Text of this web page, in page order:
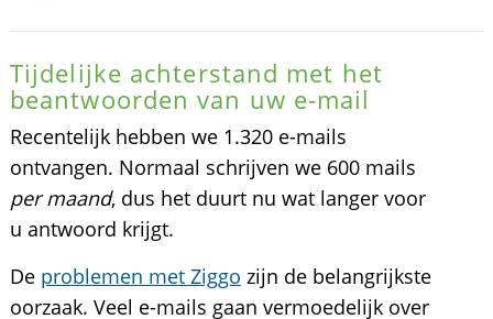
Tijdelijke achterstand met het
beantwoorden van uw e-mail
Recentelijk hebben we 1.320 e-mails
ontvangen. Normaal schrijven we 600 mails
per maand, dus het duurt nu wat langer voor
u antwoord krijgt.
De problemen met Ziggo zijn de belangrijkste
oorzaak. Veel e-mails gaan vermoedelijk over